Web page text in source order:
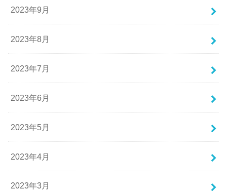
2023年9月
2023年8月
2023年7月
2023年6月
2023年5月
2023年4月
2023年3月